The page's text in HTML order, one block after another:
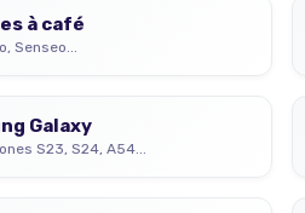
à café
Senseo...
Galaxy
S23, S24, A54...